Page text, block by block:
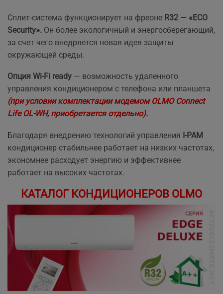
Сплит-система функционирует на фреоне R32 — «ECO
Security». Он более экологичный и энергосберегающий,
за счет чего внедряется новая идея защиты
окружающей среды.
Опция Wi-Fi ready — возможность удаленного
управления кондиционером с телефона или планшета
(при условии комплектации модемом OLMO Connect
Life OL-WH, приобретается отдельно).
Благодаря внедрению технологий управления I-PAM
кондиционер стабильнее работает на низких частотах,
экономнее расходует энергию и эффективнее
работает на высоких частотах.
КАТАЛОГ КОНДИЦИОНЕРОВ OLMO